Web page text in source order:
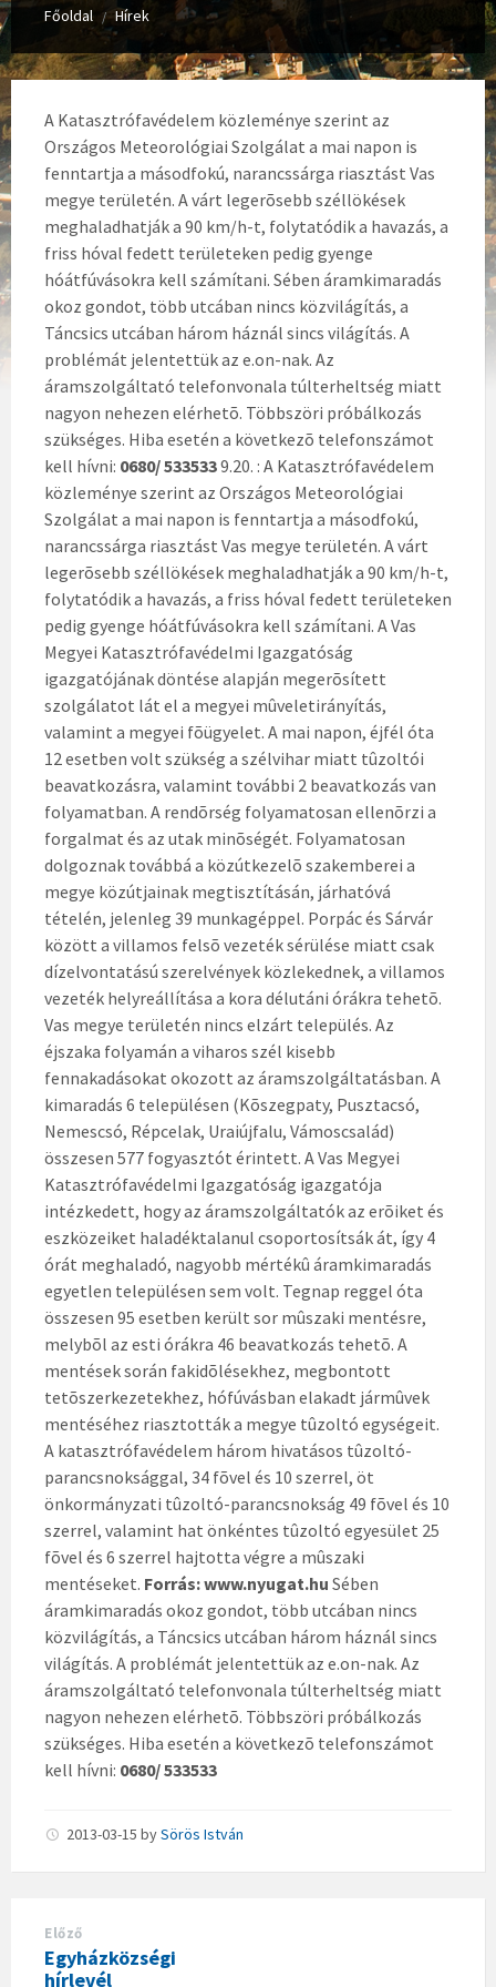
Főoldal / Hírek
A Katasztrófavédelem közleménye szerint az
Országos Meteorológiai Szolgálat a mai napon is
fenntartja a másodfokú, narancssárga riasztást Vas
megye területén. A várt legerõsebb széllökések
meghaladhatják a 90 km/h-t, folytatódik a havazás, a
friss hóval fedett területeken pedig gyenge
hóátfúvásokra kell számítani. Sében áramkimaradás
okoz gondot, több utcában nincs közvilágítás, a
Táncsics utcában három háznál sincs világítás. A
problémát jelentettük az e.on-nak. Az
áramszolgáltató telefonvonala túlterheltség miatt
nagyon nehezen elérhetõ. Többszöri próbálkozás
szükséges. Hiba esetén a következõ telefonszámot
kell hívni: 0680/ 5335339.20. : A Katasztrófavédelem
közleménye szerint az Országos Meteorológiai
Szolgálat a mai napon is fenntartja a másodfokú,
narancssárga riasztást Vas megye területén. A várt
legerõsebb széllökések meghaladhatják a 90 km/h-t,
folytatódik a havazás, a friss hóval fedett területeken
pedig gyenge hóátfúvásokra kell számítani. A Vas
Megyei Katasztrófavédelmi Igazgatóság
igazgatójának döntése alapján megerõsített
szolgálatot lát el a megyei mûveletirányítás,
valamint a megyei fõügyelet. A mai napon, éjfél óta
12 esetben volt szükség a szélvihar miatt tûzoltói
beavatkozásra, valamint további 2 beavatkozás van
folyamatban. A rendõrség folyamatosan ellenõrzi a
forgalmat és az utak minõségét. Folyamatosan
dolgoznak továbbá a közútkezelõ szakemberei a
megye közútjainak megtisztításán, járhatóvá
tételén, jelenleg 39 munkagéppel. Porpác és Sárvár
között a villamos felsõ vezeték sérülése miatt csak
dízelvontatású szerelvények közlekednek, a villamos
vezeték helyreállítása a kora délutáni órákra tehetõ.
Vas megye területén nincs elzárt település. Az
éjszaka folyamán a viharos szél kisebb
fennakadásokat okozott az áramszolgáltatásban. A
kimaradás 6 településen (Kõszegpaty, Pusztacsó,
Nemescsó, Répcelak, Uraiújfalu, Vámoscsalád)
összesen 577 fogyasztót érintett. A Vas Megyei
Katasztrófavédelmi Igazgatóság igazgatója
intézkedett, hogy az áramszolgáltatók az erõiket és
eszközeiket haladéktalanul csoportosítsák át, így 4
órát meghaladó, nagyobb mértékû áramkimaradás
egyetlen településen sem volt. Tegnap reggel óta
összesen 95 esetben került sor mûszaki mentésre,
melybõl az esti órákra 46 beavatkozás tehetõ. A
mentések során fakidõlésekhez, megbontott
tetõszerkezetekhez, hófúvásban elakadt jármûvek
mentéséhez riasztották a megye tûzoltó egységeit.
A katasztrófavédelem három hivatásos tûzoltó-
parancsnoksággal, 34 fõvel és 10 szerrel, öt
önkormányzati tûzoltó-parancsnokság 49 fõvel és 10
szerrel, valamint hat önkéntes tûzoltó egyesület 25
fõvel és 6 szerrel hajtotta végre a mûszaki
mentéseket. Forrás: www.nyugat.hu Sében
áramkimaradás okoz gondot, több utcában nincs
közvilágítás, a Táncsics utcában három háznál sincs
világítás. A problémát jelentettük az e.on-nak. Az
áramszolgáltató telefonvonala túlterheltség miatt
nagyon nehezen elérhetõ. Többszöri próbálkozás
szükséges. Hiba esetén a következõ telefonszámot
kell hívni: 0680/ 533533
2013-03-15 bySörös István
Előző
Egyházközségi
hírlevél